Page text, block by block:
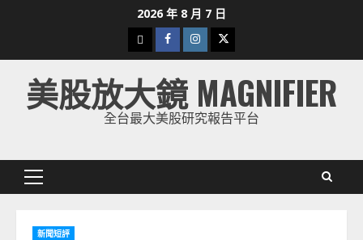
2026 年 8 月 7 日
下
載
美
股
Facebook
Instagram
Twitter
美股放大鏡 MAGNIFIER
全台最大美股研究報告平台
Primary
新聞短評